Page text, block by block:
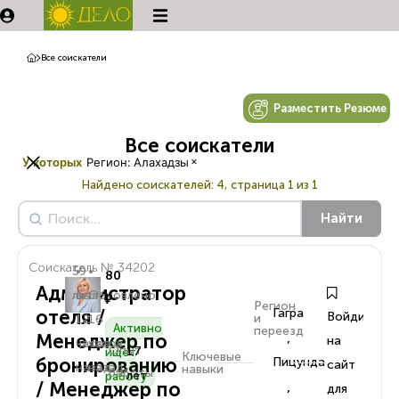
Все соискатели
Разместить Резюме
Все соискатели
У которых Регион: Алахадзы ×
Найдено соискателей: 4, страница 1 из 1
Найти
Соискатель № 34202
Администратор
отеля /
Менеджер по
бронированию
/ Менеджер по
59
лет
•
Был
12
часов
назад
•
Обновлено
16
часов
назад
80
₽
Активно
ищет
работу
Опыт
работы
17
лет
Ключевые
навыки
Регион
и
переезд
Гагра
,
Пицунда
,
Войдите
на
сайт
для